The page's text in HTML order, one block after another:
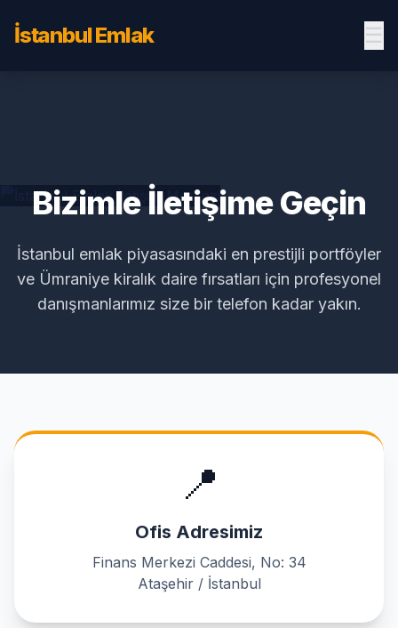
İstanbul Emlak ☰
Bizimle İletişime Geçin
İstanbul emlak piyasasındaki en prestijli portföyler
ve Ümraniye kiralık daire fırsatları için profesyonel
danışmanlarımız size bir telefon kadar yakın.
📍
Ofis Adresimiz
Finans Merkezi Caddesi, No: 34
Ataşehir / İstanbul